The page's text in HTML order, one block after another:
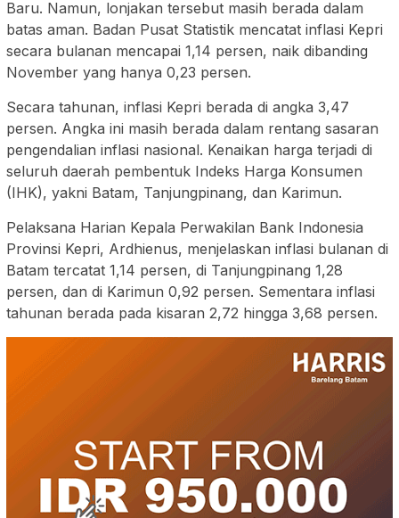
Baru. Namun, lonjakan tersebut masih berada dalam
batas aman. Badan Pusat Statistik mencatat inflasi Kepri
secara bulanan mencapai 1,14 persen, naik dibanding
November yang hanya 0,23 persen.
Secara tahunan, inflasi Kepri berada di angka 3,47
persen. Angka ini masih berada dalam rentang sasaran
pengendalian inflasi nasional. Kenaikan harga terjadi di
seluruh daerah pembentuk Indeks Harga Konsumen
(IHK), yakni Batam, Tanjungpinang, dan Karimun.
Pelaksana Harian Kepala Perwakilan Bank Indonesia
Provinsi Kepri, Ardhienus, menjelaskan inflasi bulanan di
Batam tercatat 1,14 persen, di Tanjungpinang 1,28
persen, dan di Karimun 0,92 persen. Sementara inflasi
tahunan berada pada kisaran 2,72 hingga 3,68 persen.